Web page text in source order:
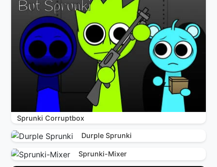
Sprunki Corruptbox
Durple Sprunki
Sprunki-Mixer